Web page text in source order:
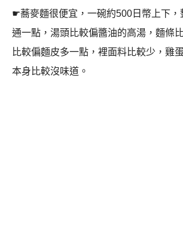
☛蕎麥麵很便宜，一碗約500日幣上下，
通一點，湯頭比較偏醬油的高湯，麵條
比較偏麵皮多一點，裡面料比較少，雞
本身比較沒味道。